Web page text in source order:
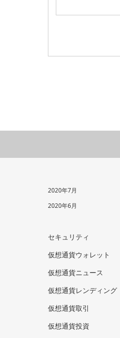
2020年7月
2020年6月
セキュリティ
仮想通貨ウォレット
仮想通貨ニュース
仮想通貨レンディング
仮想通貨取引
仮想通貨投資